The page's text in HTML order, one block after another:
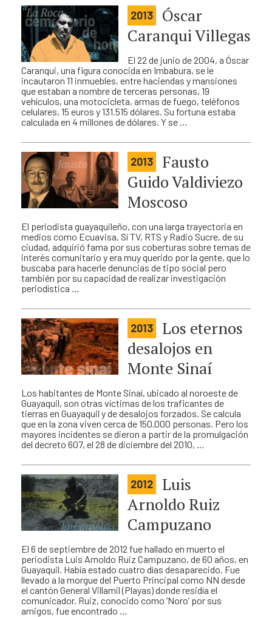
2013
Óscar
Caranqui Villegas
El 22 de junio de 2004, a Óscar
Caranqui, una figura conocida en Imbabura, se le
incautaron 11 inmuebles, entre haciendas y mansiones
que estaban a nombre de terceras personas, 19
vehículos, una motocicleta, armas de fuego, teléfonos
celulares, 15 euros y 131.515 dólares. Su fortuna estaba
calculada en 4 millones de dólares. Y se …
2013
Fausto
Guido Valdiviezo
Moscoso
El periodista guayaquileño, con una larga trayectoria en
medios como Ecuavisa, Sí TV, RTS y Radio Sucre, de su
ciudad, adquirió fama por sus coberturas sobre temas de
interés comunitario y era muy querido por la gente, que lo
buscaba para hacerle denuncias de tipo social pero
también por su capacidad de realizar investigación
periodística …
2013
Los eternos
desalojos en
Monte Sinaí
Los habitantes de Monte Sinaí, ubicado al noroeste de
Guayaquil, son otras víctimas de los traficantes de
tierras en Guayaquil y de desalojos forzados. Se calcula
que en la zona viven cerca de 150.000 personas. Pero los
mayores incidentes se dieron a partir de la promulgación
del decreto 607, el 28 de diciembre del 2010, …
2012
Luis
Arnoldo Ruiz
Campuzano
El 6 de septiembre de 2012 fue hallado en muerto el
periodista Luis Arnoldo Ruiz Campuzano, de 60 años, en
Guayaquil. Había estado cuatro días desaparecido. Fue
llevado a la morgue del Puerto Principal como NN desde
el cantón General Villamil (Playas) donde residía el
comunicador. Ruiz, conocido como ‘Noro’ por sus
amigos, fue encontrado …